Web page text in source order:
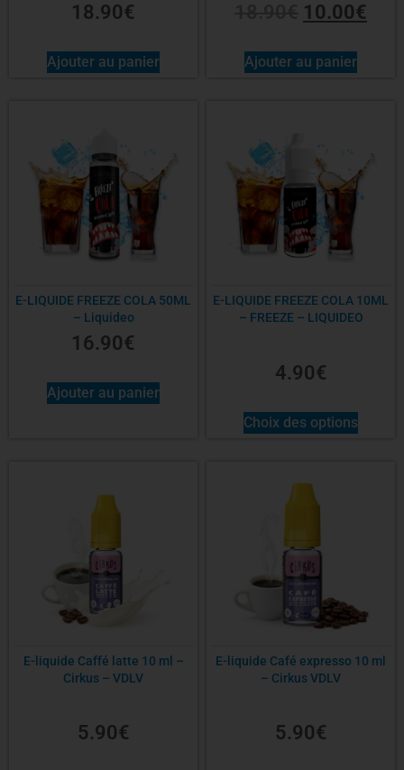
18.90€
Ajouter au panier
10.00€
Ajouter au panier
E-LIQUIDE FREEZE COLA 50ML
– Liquideo
16.90€
Ajouter au panier
E-LIQUIDE FREEZE COLA 10ML
– FREEZE – LIQUIDEO
4.90€
Choix des options
E-liquide Caffé latte 10 ml –
Cirkus – VDLV
5.90€
E-liquide Café expresso 10 ml
– Cirkus VDLV
5.90€